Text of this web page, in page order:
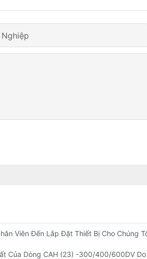
Viên Đến Lắp Đặt Thiết Bị Cho Chúng
Của Dòng CAH (23) -300/400/600DV Do